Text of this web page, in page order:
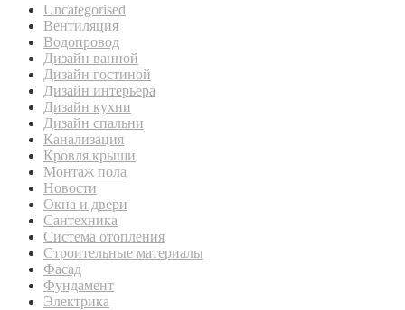
Uncategorised
Вентиляция
Водопровод
Дизайн ванной
Дизайн гостиной
Дизайн интерьера
Дизайн кухни
Дизайн спальни
Канализация
Кровля крыши
Монтаж пола
Новости
Окна и двери
Сантехника
Система отопления
Строительные материалы
Фасад
Фундамент
Электрика